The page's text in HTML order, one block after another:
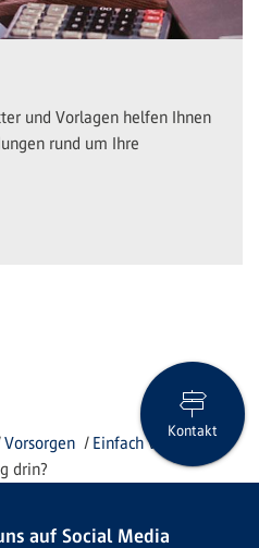
und Vorlagen helfen Ihnen
rund um Ihre
Vorsorgen
Einfach vorsorgen
drin?
Kontakt
auf Social Media